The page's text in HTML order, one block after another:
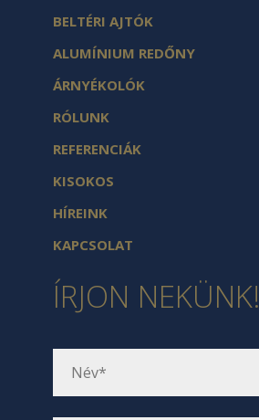
BELTÉRI AJTÓK
ALUMÍNIUM REDŐNY
ÁRNYÉKOLÓK
RÓLUNK
REFERENCIÁK
KISOKOS
HÍREINK
KAPCSOLAT
ÍRJON NEKÜNK!